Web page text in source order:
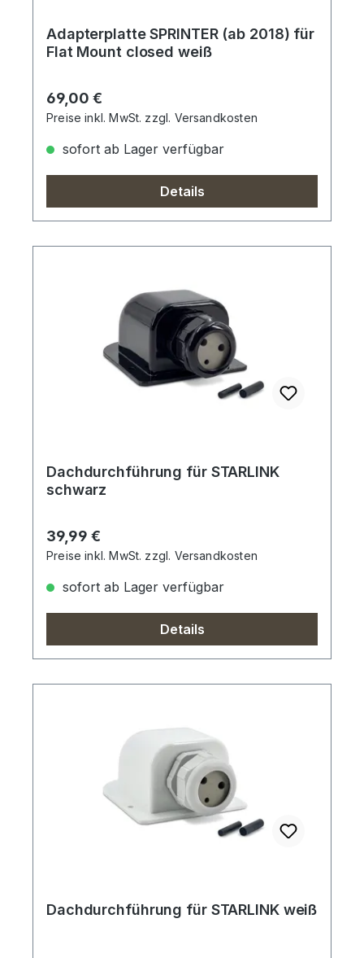
Adapterplatte SPRINTER (ab 2018) für
Flat Mount closed weiß
Regulärer Preis:
69,00 €
Preise inkl. MwSt. zzgl. Versandkosten
sofort ab Lager verfügbar
Details
Dachdurchführung für STARLINK
schwarz
Regulärer Preis:
39,99 €
Preise inkl. MwSt. zzgl. Versandkosten
sofort ab Lager verfügbar
Details
Dachdurchführung für STARLINK weiß